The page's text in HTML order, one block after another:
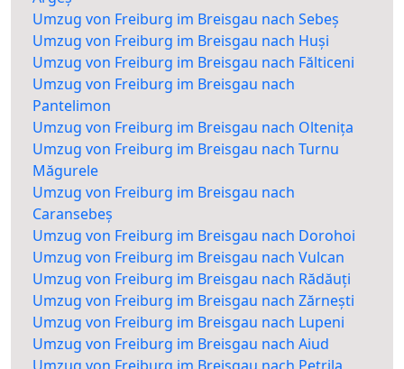
Umzug von Freiburg im Breisgau nach Sebeș
Umzug von Freiburg im Breisgau nach Huși
Umzug von Freiburg im Breisgau nach Fălticeni
Umzug von Freiburg im Breisgau nach
Pantelimon
Umzug von Freiburg im Breisgau nach Oltenița
Umzug von Freiburg im Breisgau nach Turnu
Măgurele
Umzug von Freiburg im Breisgau nach
Caransebeș
Umzug von Freiburg im Breisgau nach Dorohoi
Umzug von Freiburg im Breisgau nach Vulcan
Umzug von Freiburg im Breisgau nach Rădăuți
Umzug von Freiburg im Breisgau nach Zărnești
Umzug von Freiburg im Breisgau nach Lupeni
Umzug von Freiburg im Breisgau nach Aiud